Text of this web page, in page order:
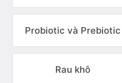
Probiotic và Prebiotic
Rau khô